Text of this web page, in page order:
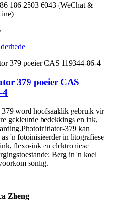
186 2503 6043 (WeChat &
379 poeier CAS
4
379 word hoofsaaklik gebruik vir
gekleurde bedekkings en ink,
379 kan
'n fotoinisieerder in litografiese
flexo-ink en elektroniese
Berg in 'n koel
sonlig.
Zheng